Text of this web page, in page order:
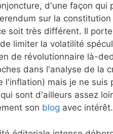
d'une façon qui
sur la constitution
soit très différent. Il
limiter la volatilité
de révolutionnaire là-
dans l'analyse de la
l'inflation) mais je ne suis
sont d'ailleurs assez
son blog avec intérêt.